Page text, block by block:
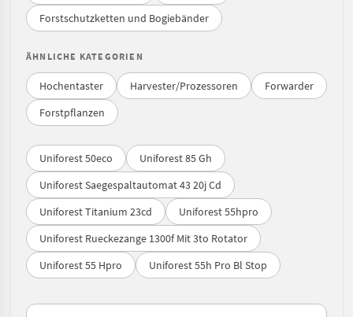
Forstschutzketten und Bogiebänder
ÄHNLICHE KATEGORIEN
Hochentaster Harvester/Prozessoren
Forwarder
Forstpflanzen
Uniforest 50eco
Uniforest 85 Gh
Uniforest Saegespaltautomat 43 20j Cd
Uniforest Titanium 23cd
Uniforest 55hpro
Uniforest Rueckezange 1300f Mit 3to Rotator
Uniforest 55 Hpro
Uniforest 55h Pro Bl Stop